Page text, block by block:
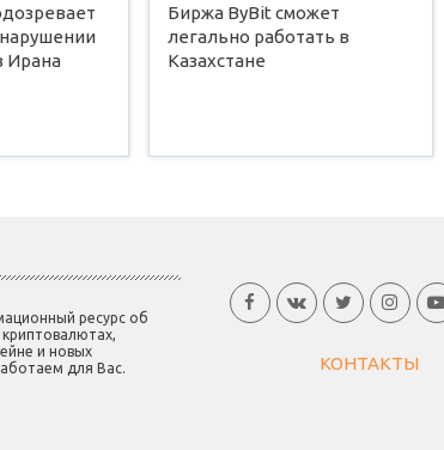
Ирана
Биржа ByBit сможет
легально работать в
Казахстане
ресурс об
и новых
для Вас.
КОНТАКТЫ